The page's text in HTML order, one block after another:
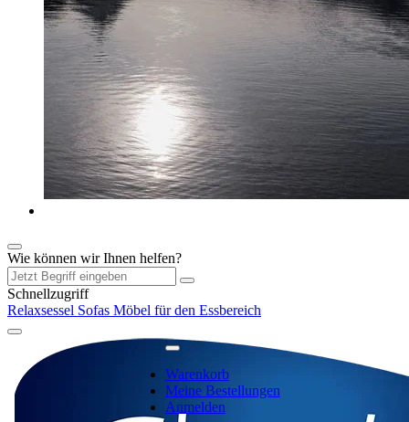
Wie können wir Ihnen helfen?
Schnellzugriff
Relaxsessel Sofas Möbel für den Essbereich
Warenkorb
Meine Bestellungen
Anmelden